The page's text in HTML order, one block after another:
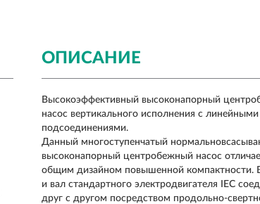
ОПИСАНИЕ
Высокоэффективный высоконапорный
насос вертикального исполнения с линейными
подсоединениями.
Данный многоступенчатый
высоконапорный центробежный насос
общим дизайном повышенной компактности.
и вал стандартного электродвигателя IEC
друг с другом посредством продольно-